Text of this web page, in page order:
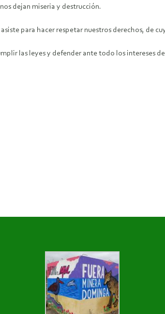
dejan miseria y destrucción.
para hacer respetar nuestros derechos, de
las leyes y defender ante todo los intereses